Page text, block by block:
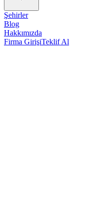
Şehirler
Blog
Hakkımızda
Firma GirişiTeklif Al